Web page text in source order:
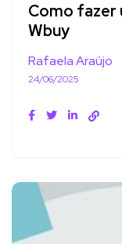
Como fazer
Wbuy
Rafaela Araújo
24/06/2025